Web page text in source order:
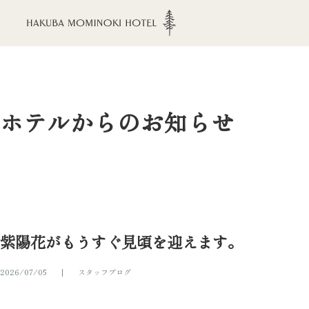
ホテルからのお知らせ
紫陽花がもうすぐ見頃を迎えます。
2026/07/05 スタッフブログ